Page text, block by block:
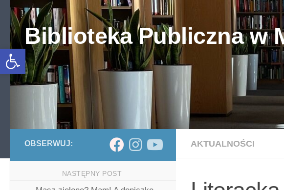
Otwórz pasek narzędzi
Skip to content
Biblioteka Publiczna w
AKTUALNOŚCI
OBSERWUJ:
NASTĘPNY POST